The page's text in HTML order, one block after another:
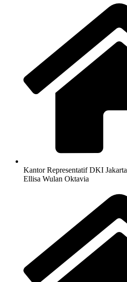
Kantor Representatif DKI Jakarta
Ellisa Wulan Oktavia